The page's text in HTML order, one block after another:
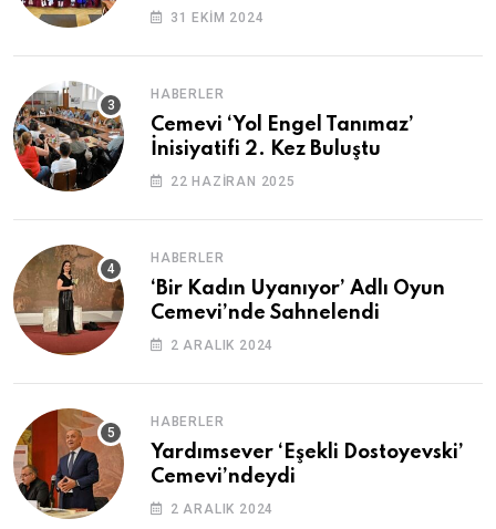
31 EKIM 2024
HABERLER
Cemevi ‘Yol Engel Tanımaz’
İnisiyatifi 2. Kez Buluştu
22 HAZIRAN 2025
HABERLER
‘Bir Kadın Uyanıyor’ Adlı Oyun
Cemevi’nde Sahnelendi
2 ARALIK 2024
HABERLER
Yardımsever ‘Eşekli Dostoyevski’
Cemevi’ndeydi
2 ARALIK 2024